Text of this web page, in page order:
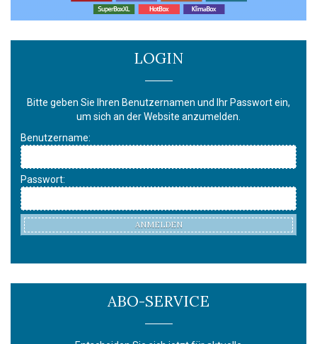
LOGIN
Bitte geben Sie Ihren Benutzernamen und Ihr Passwort ein,
um sich an der Website anzumelden.
Benutzername:
Passwort:
ANMELDEN
ABO-SERVICE